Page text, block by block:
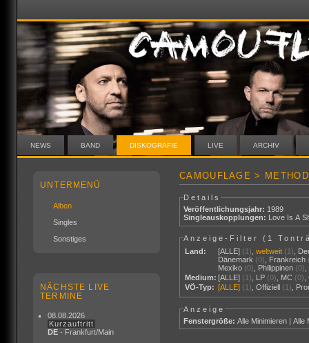
NEWS BAND DISKOGRAFIE LIVE ARCHIV
UNTERMENÜ
Alben
Singles
Sonstiges
NÄCHSTE LIVE
TERMINE
08.08.2026
Kurzauftritt
DE - Frankfurt/Main
CAMOUFLAGE >
Details
Veröffentlichungsjahr: 1989
Singleauskopplungen: Love Is A
Anzeige-Filter ( 1
Land:
[ALLE] (1) ,weltweit (1)
Dänemark (0) Frankreich
Mexiko (0) Philippinen (0)
Medium: [ALLE] (1) LP (0) MC (0) ,
VÖ-Typ: [ALLE] (1) ,Offiziell (1)
Anzeige
Fenstergröße: Alle Minimieren |Alle